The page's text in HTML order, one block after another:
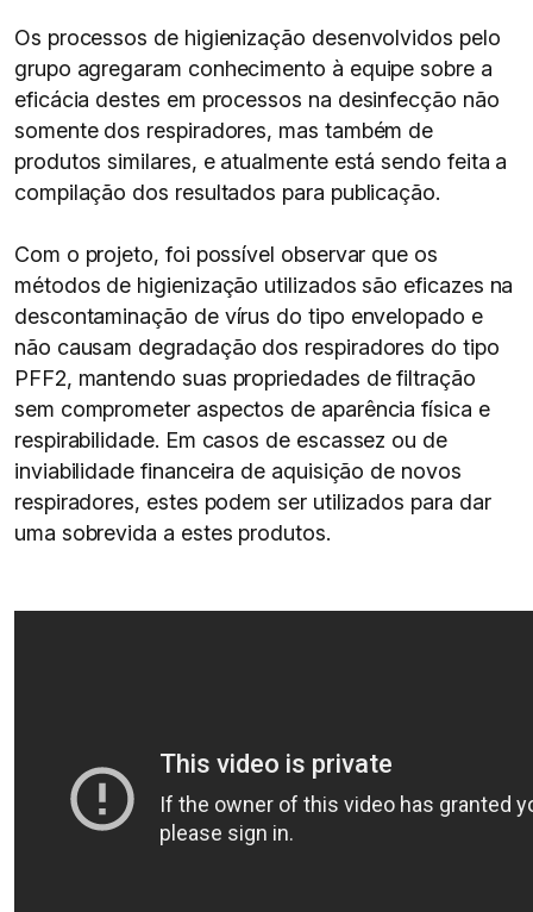
Os processos de higienização desenvolvidos pelo
grupo agregaram conhecimento à equipe sobre a
eficácia destes em processos na desinfecção não
somente dos respiradores, mas também de
produtos similares, e atualmente está sendo feita a
compilação dos resultados para publicação.
Com o projeto, foi possível observar que os
métodos de higienização utilizados são eficazes na
descontaminação de vírus do tipo envelopado e
não causam degradação dos respiradores do tipo
PFF2, mantendo suas propriedades de filtração
sem comprometer aspectos de aparência física e
respirabilidade. Em casos de escassez ou de
inviabilidade financeira de aquisição de novos
respiradores, estes podem ser utilizados para dar
uma sobrevida a estes produtos.